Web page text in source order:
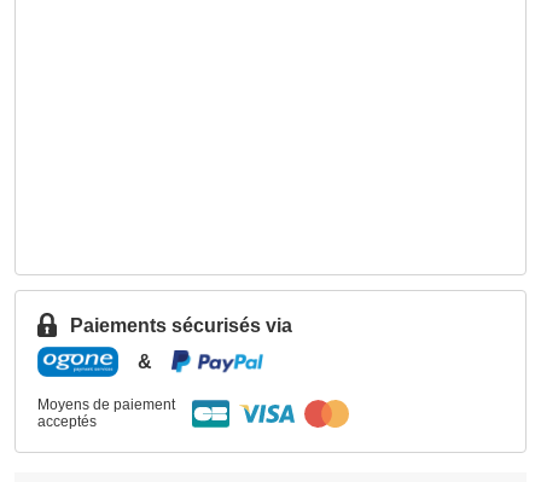
Paiements sécurisés via
&
Moyens de paiement
acceptés